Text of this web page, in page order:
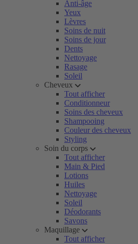
Anti-âge
Yeux
Lèvres
Soins de nuit
Soins de jour
Dents
Nettoyage
Rasage
Soleil
Cheveux
Tout afficher
Conditionneur
Soins des cheveux
Shampooing
Couleur des cheveux
Styling
Soin du corps
Tout afficher
Main & Pied
Lotions
Huiles
Nettoyage
Soleil
Déodorants
Savons
Maquillage
Tout afficher